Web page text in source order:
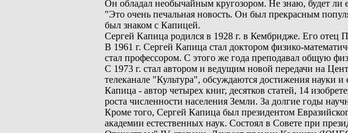
Он обладал необычайным кругозором. Не знаю, будет
"Это очень печальная новость. Он был прекрасным
был знаком с Капицей.
Сергей Капица родился в 1928 г. в Кембридже. Его
В 1961 г. Сергей Капица стал доктором физико-
стал профессором. С этого же года преподавал общую
С 1973 г. стал автором и ведущим новой передачи на
телеканале "Культура", обсуждаются достижения науки и
Капица - автор четырех книг, десятков статей, 14
роста численности населения Земли. За долгие годы
Кроме того, Сергей Капица был президентом
академии естественных наук. Состоял в Совете при